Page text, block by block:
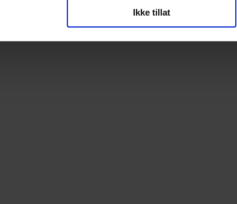
Ikke tillat